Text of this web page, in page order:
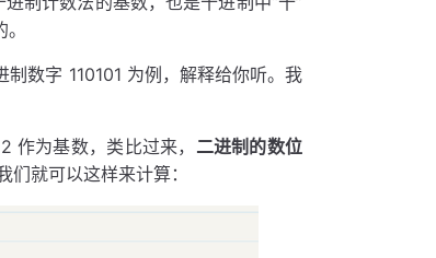
数字 110101 为例，解释给你听。我
作为基数，类比过来， 二进制的数位
就可以这样来计算：